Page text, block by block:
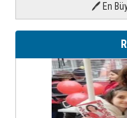
🖊 En